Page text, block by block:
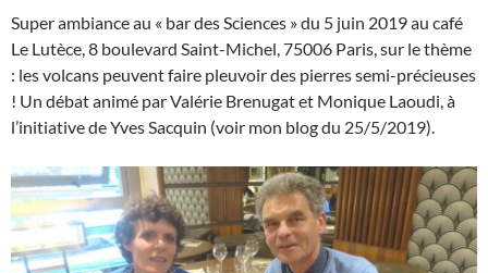
Super ambiance au « bar des Sciences » du 5 juin 2019 au café
Le Lutèce, 8 boulevard Saint-Michel, 75006 Paris, sur le thème
: les volcans peuvent faire pleuvoir des pierres semi-précieuses
! Un débat animé par Valérie Brenugat et Monique Laoudi, à
l’initiative de Yves Sacquin (voir mon blog du 25/5/2019).